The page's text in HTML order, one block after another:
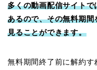
多くの動画配信サイト
あるので、その無料期
見ることができます。
無料期間終了前に解約